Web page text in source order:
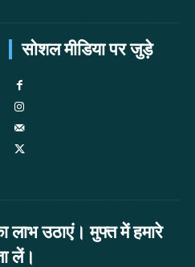
सोशल मीडिया पर जुड़े
उठाएं। मुफ्त में हमारे
लें।